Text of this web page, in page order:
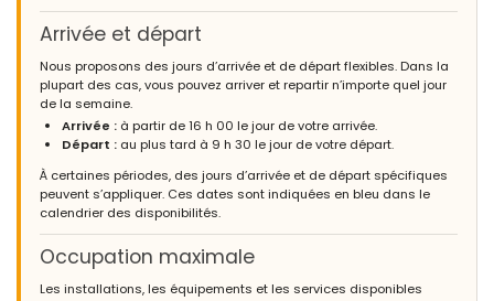
Arrivée et départ
Nous proposons des jours d’arrivée et de départ flexibles. Dans la
plupart des cas, vous pouvez arriver et repartir n’importe quel jour
de la semaine.
Arrivée : à partir de 16 h 00 le jour de votre arrivée.
Départ : au plus tard à 9 h 30 le jour de votre départ.
À certaines périodes, des jours d’arrivée et de départ spécifiques
peuvent s’appliquer. Ces dates sont indiquées en bleu dans le
calendrier des disponibilités.
Occupation maximale
Les installations, les équipements et les services disponibles